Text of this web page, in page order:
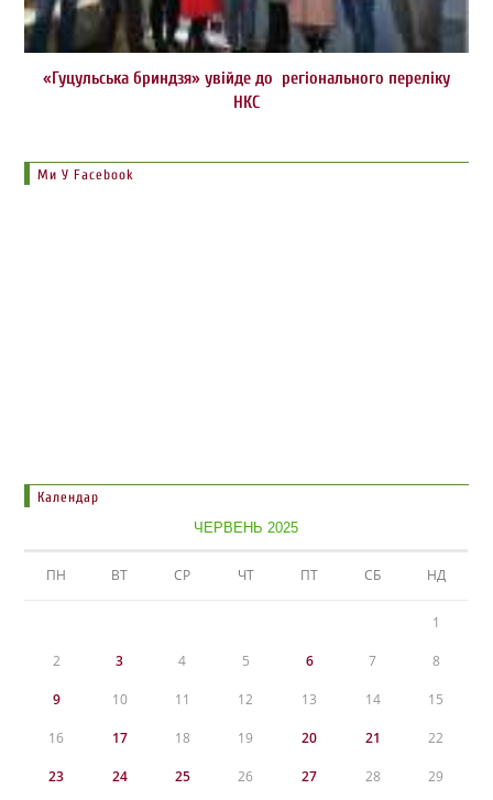
«Гуцульська бриндзя» увійде до регіонального переліку
НКС
Ми У Facebook
Календар
ЧЕРВЕНЬ 2025
ПН ВТ СР ЧТ ПТ СБ НД
1
2 3 4 5 6 7 8
9 10 11 12 13 14 15
16 17 18 19 20 21 22
23 24 25 26 27 28 29